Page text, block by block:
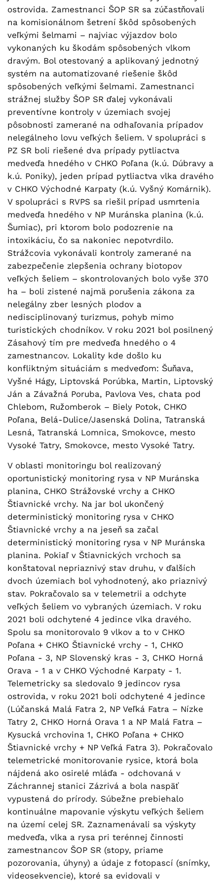
ostrovida. Zamestnanci ŠOP SR sa zúčastňovali
na komisionálnom šetrení škôd spôsobených
veľkými šelmami – najviac výjazdov bolo
vykonaných ku škodám spôsobených vlkom
dravým. Bol otestovaný a aplikovaný jednotný
systém na automatizované riešenie škôd
spôsobených veľkými šelmami. Zamestnanci
strážnej služby ŠOP SR ďalej vykonávali
preventívne kontroly v územiach svojej
pôsobnosti zamerané na odhaľovania prípadov
nelegálneho lovu veľkých šeliem. V spolupráci s
PZ SR boli riešené dva prípady pytliactva
medveďa hnedého v CHKO Poľana (k.ú. Dúbravy a
k.ú. Poniky), jeden prípad pytliactva vlka dravého
v CHKO Východné Karpaty (k.ú. Vyšný Komárnik).
V spolupráci s RVPS sa riešil prípad usmrtenia
medveďa hnedého v NP Muránska planina (k.ú.
Šumiac), pri ktorom bolo podozrenie na
intoxikáciu, čo sa nakoniec nepotvrdilo.
Strážcovia vykonávali kontroly zamerané na
zabezpečenie zlepšenia ochrany biotopov
veľkých šeliem – skontrolovaných bolo vyše 370
ha – boli zistené najmä porušenia zákona za
nelegálny zber lesných plodov a
nedisciplinovaný turizmus, pohyb mimo
turistických chodníkov. V roku 2021 bol posilnený
Zásahový tím pre medveďa hnedého o 4
zamestnancov. Lokality kde došlo ku
konfliktným situáciám s medveďom: Šuňava,
Vyšné Hágy, Liptovská Porúbka, Martin, Liptovský
Ján a Závažná Poruba, Pavlova Ves, chata pod
Chlebom, Ružomberok – Biely Potok, CHKO
Poľana, Belá-Dulice/Jasenská Dolina, Tatranská
Lesná, Tatranská Lomnica, Smokovce, mesto
Vysoké Tatry, Smokovce, mesto Vysoké Tatry.
V oblasti monitoringu bol realizovaný
oportunistický monitoring rysa v NP Muránska
planina, CHKO Strážovské vrchy a CHKO
Štiavnické vrchy. Na jar bol ukončený
deterministický monitoring rysa v CHKO
Štiavnické vrchy a na jeseň sa začal
deterministický monitoring rysa v NP Muránska
planina. Pokiaľ v Štiavnických vrchoch sa
konštatoval nepriaznivý stav druhu, v ďalších
dvoch územiach bol vyhodnotený, ako priaznivý
stav. Pokračovalo sa v telemetrii a odchyte
veľkých šeliem vo vybraných územiach. V roku
2021 boli odchytené 4 jedince vlka dravého.
Spolu sa monitorovalo 9 vlkov a to v CHKO
Poľana + CHKO Štiavnické vrchy - 1, CHKO
Poľana - 3, NP Slovenský kras - 3, CHKO Horná
Orava - 1 a v CHKO Východné Karpaty - 1.
Telemetricky sa sledovalo 9 jedincov rysa
ostrovida, v roku 2021 boli odchytené 4 jedince
(Lúčanská Malá Fatra 2, NP Veľká Fatra – Nízke
Tatry 2, CHKO Horná Orava 1 a NP Malá Fatra –
Kysucká vrchovina 1, CHKO Poľana + CHKO
Štiavnické vrchy + NP Veľká Fatra 3). Pokračovalo
telemetrické monitorovanie rysice, ktorá bola
nájdená ako osirelé mláďa - odchovaná v
Záchrannej stanici Zázrivá a bola naspäť
vypustená do prírody. Súbežne prebiehalo
kontinuálne mapovanie výskytu veľkých šeliem
na území celej SR. Zaznamenávali sa výskyty
medveďa, vlka a rysa pri terénnej činnosti
zamestnancov ŠOP SR (stopy, priame
pozorovania, úhyny) a údaje z fotopascí (snímky,
videosekvencie), ktoré sa evidovali v